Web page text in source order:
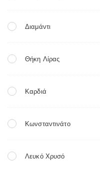
Διαμάντι
Θήκη Λίρας
Καρδιά
Κωνσταντινάτο
Λευκό Χρυσό